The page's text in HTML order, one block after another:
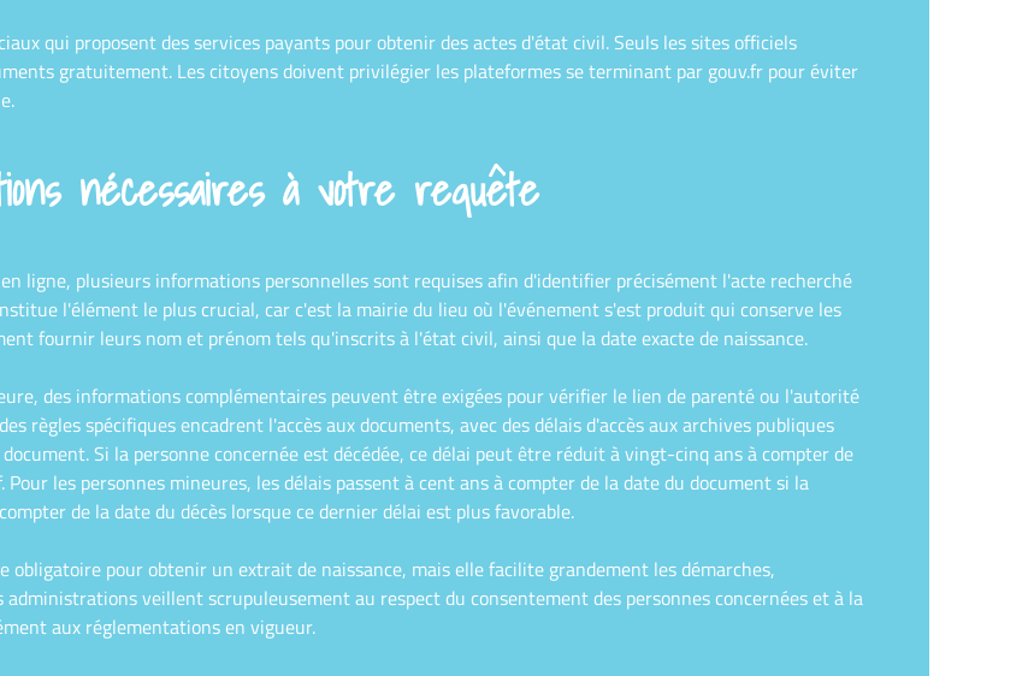
qui proposent des services payants pour obtenir des actes d'état civil. Seuls les sites officiels
gratuitement. Les citoyens doivent privilégier les plateformes se terminant par gouv.fr pour éviter
nécessaires à votre requête
ligne, plusieurs informations personnelles sont requises afin d'identifier précisément l'acte recherché
l'élément le plus crucial, car c'est la mairie du lieu où l'événement s'est produit qui conserve les
fournir leurs nom et prénom tels qu'inscrits à l'état civil, ainsi que la date exacte de naissance.
des informations complémentaires peuvent être exigées pour vérifier le lien de parenté ou l'autorité
règles spécifiques encadrent l'accès aux documents, avec des délais d'accès aux archives publiques
Si la personne concernée est décédée, ce délai peut être réduit à vingt-cinq ans à compter de
les personnes mineures, les délais passent à cent ans à compter de la date du document si la
de la date du décès lorsque ce dernier délai est plus favorable.
pour obtenir un extrait de naissance, mais elle facilite grandement les démarches,
veillent scrupuleusement au respect du consentement des personnes concernées et à la
aux réglementations en vigueur.